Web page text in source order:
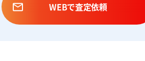
WEBで査定依頼